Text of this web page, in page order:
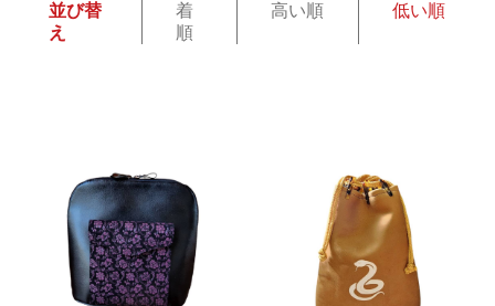
並び替
え
着
順
高い順
低い順